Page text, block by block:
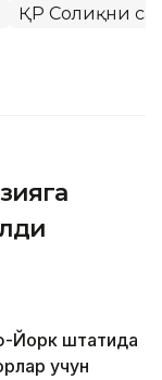
ҚР Соғлиқни
Йорк штатида
учун